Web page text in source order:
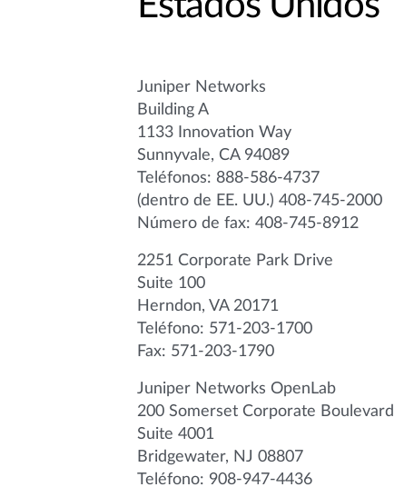
Juniper Networks
Building A
1133 Innovation Way
Sunnyvale, CA 94089
Teléfonos: 888-586-4737
(dentro de EE. UU.) 408-745-2000
Número de fax: 408-745-8912
2251 Corporate Park Drive
Suite 100
Herndon, VA 20171
Teléfono: 571-203-1700
Fax: 571-203-1790
Juniper Networks OpenLab
200 Somerset Corporate Boulevard
Suite 4001
Bridgewater, NJ 08807
Teléfono: 908-947-4436